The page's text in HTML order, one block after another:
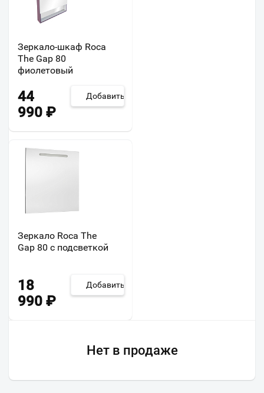
Зеркало-шкаф Roca
The Gap 80
фиолетовый
44
990 ₽
Добавить
Зеркало Roca The
Gap 80 с подсветкой
18
990 ₽
Добавить
Нет в продаже